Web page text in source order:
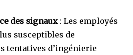
des signaux : Les employés
susceptibles de
tentatives d’ingénierie